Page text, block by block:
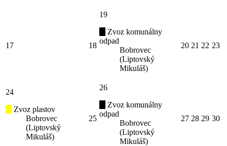
17 18
19
Zvoz komunálny
odpad
Bobrovec
(Liptovský
Mikuláš)
20 21 22 23
24
Zvoz plastov
Bobrovec
(Liptovský
Mikuláš)
25
26
Zvoz komunálny
odpad
Bobrovec
(Liptovský
Mikuláš)
27 28 29 30